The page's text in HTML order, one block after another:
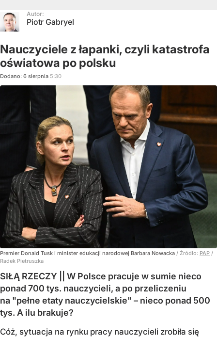
Autor:
Piotr Gabryel
Nauczyciele z łapanki, czyli katastrofa
oświatowa po polsku
Dodano: 6 sierpnia 5:30
Premier Donald Tusk i minister edukacji narodowej Barbara Nowacka / Źródło: PAP /
Radek Pietruszka
SIŁĄ RZECZY || W Polsce pracuje w sumie nieco
ponad 700 tys. nauczycieli, a po przeliczeniu
na "pełne etaty nauczycielskie" – nieco ponad 500
tys. A ilu brakuje?
Cóż, sytuacja na rynku pracy nauczycieli zrobiła się